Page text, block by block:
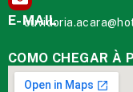
E-MAIL
COMO CHEGAR À